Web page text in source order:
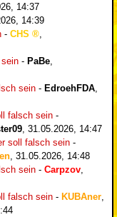
14:37
14:39
- CHS
- PaBe
sein - EdroehFDA
falsch sein -
31.05.2026, 14:47
soll falsch sein -
31.05.2026, 14:48
sein - Carpzov
falsch sein - KUBAner